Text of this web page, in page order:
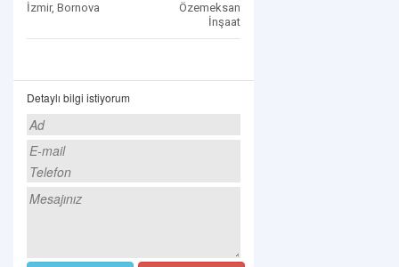
İzmir, Bornova
Özemeksan
İnşaat
Detaylı bilgi istiyorum